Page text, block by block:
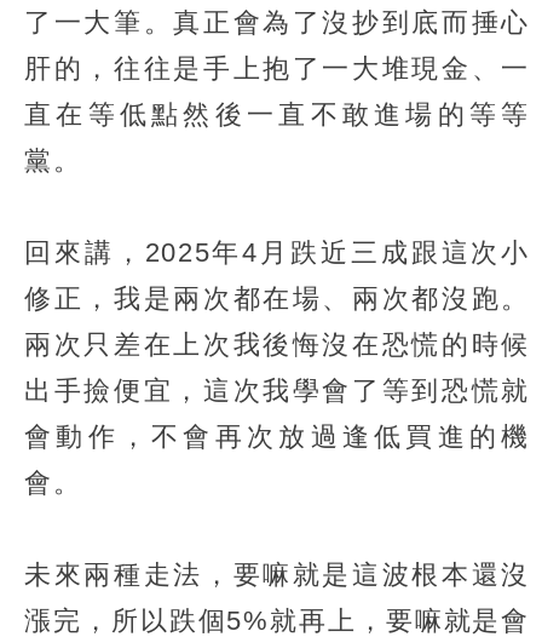
了一大筆。真正會為了沒抄到底而捶心
肝的，往往是手上抱了一大堆現金、一
直在等低點然後一直不敢進場的等等
黨。
回來講，2025年4月跌近三成跟這次小
修正，我是兩次都在場、兩次都沒跑。
兩次只差在上次我後悔沒在恐慌的時候
出手撿便宜，這次我學會了等到恐慌就
會動作，不會再次放過逢低買進的機
會。
未來兩種走法，要嘛就是這波根本還沒
漲完，所以跌個5%就再上，要嘛就是會